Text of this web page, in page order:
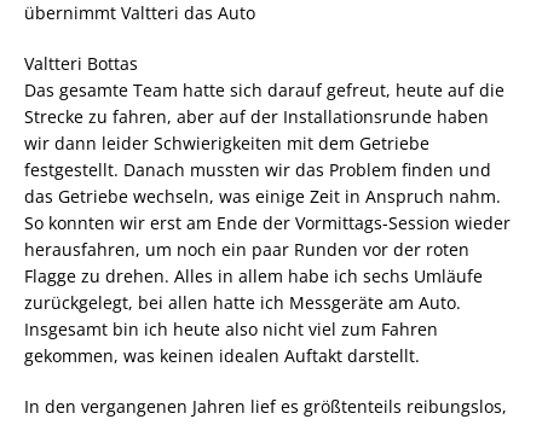
übernimmt Valtteri das Auto
Valtteri Bottas
Das gesamte Team hatte sich darauf gefreut, heute auf die
Strecke zu fahren, aber auf der Installationsrunde haben
wir dann leider Schwierigkeiten mit dem Getriebe
festgestellt. Danach mussten wir das Problem finden und
das Getriebe wechseln, was einige Zeit in Anspruch nahm.
So konnten wir erst am Ende der Vormittags-Session wieder
herausfahren, um noch ein paar Runden vor der roten
Flagge zu drehen. Alles in allem habe ich sechs Umläufe
zurückgelegt, bei allen hatte ich Messgeräte am Auto.
Insgesamt bin ich heute also nicht viel zum Fahren
gekommen, was keinen idealen Auftakt darstellt.
In den vergangenen Jahren lief es größtenteils reibungslos,